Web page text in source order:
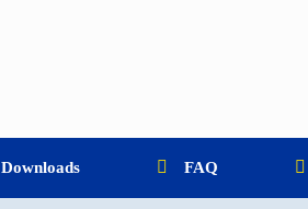
Downloads FAQ